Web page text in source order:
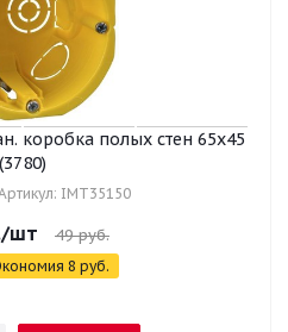
коробка полых стен 65x45
(3780)
IMT35150
/шт 49руб.
8 руб.